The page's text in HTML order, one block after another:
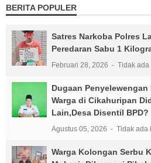
BERITA POPULER
Satres Narkoba Polres
Peredaran Sabu 1
Februari 28, 2026 Tidak ada
Dugaan
Warga di Cikahuripan
Lain,Desa Disentil BPD?
Agustus 05, 2026 Tidak ada
Warga Kolongan Serbu